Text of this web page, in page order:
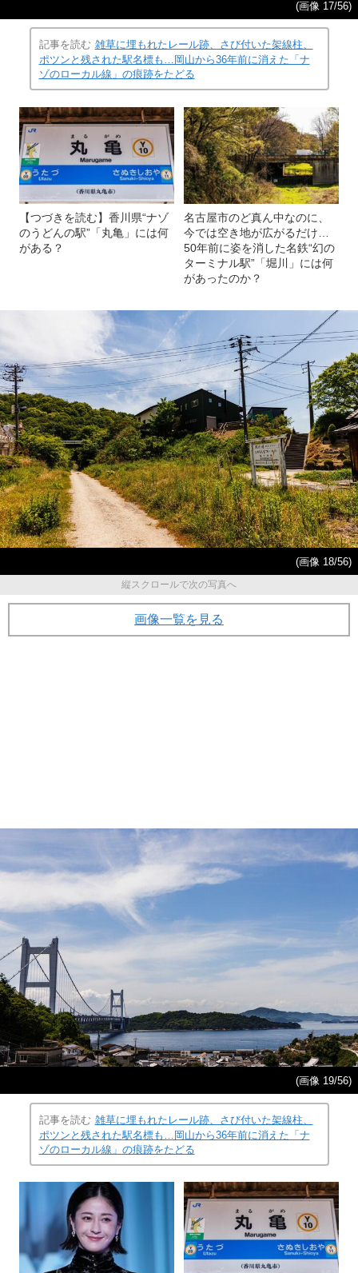
(画像 17/56)
記事を読む 雑草に埋もれたレール跡、さび付いた架線柱、
ポツンと残された駅名標も…岡山から36年前に消えた「ナ
ゾのローカル線」の痕跡をたどる
【つづきを読む】香川県“ナゾ
のうどんの駅”「丸亀」には何
がある？
名古屋市のど真ん中なのに、
今では空き地が広がるだけ…
50年前に姿を消した名鉄“幻の
ターミナル駅”「堀川」には何
があったのか？
(画像 18/56)
縦スクロールで次の写真へ
画像一覧を見る
(画像 19/56)
記事を読む 雑草に埋もれたレール跡、さび付いた架線柱、
ポツンと残された駅名標も…岡山から36年前に消えた「ナ
ゾのローカル線」の痕跡をたどる